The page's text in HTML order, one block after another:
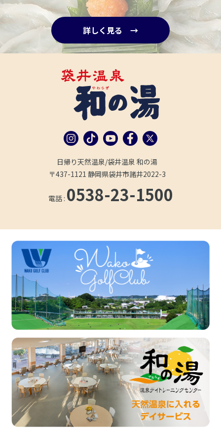
詳しく見る →
日帰り天然温泉/袋井温泉 和の湯
〒437-1121 静岡県袋井市諸井2022-3
電話 : 0538-23-1500